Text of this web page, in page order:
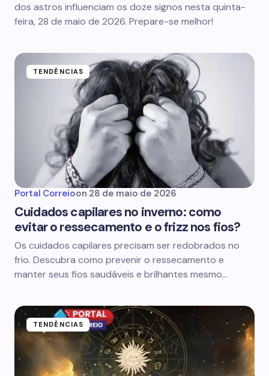
dos astros influenciam os doze signos nesta quinta-
feira, 28 de maio de 2026. Prepare-se melhor!
TENDÊNCIAS
Portal Correioon 28 de maio de 2026
Cuidados capilares no inverno: como
evitar o ressecamento e o frizz nos fios?
Os cuidados capilares precisam ser redobrados no
frio. Descubra como prevenir o ressecamento e
manter seus fios saudáveis e brilhantes mesmo…
TENDÊNCIAS